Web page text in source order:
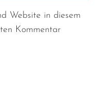
Website in diesem
Kommentar